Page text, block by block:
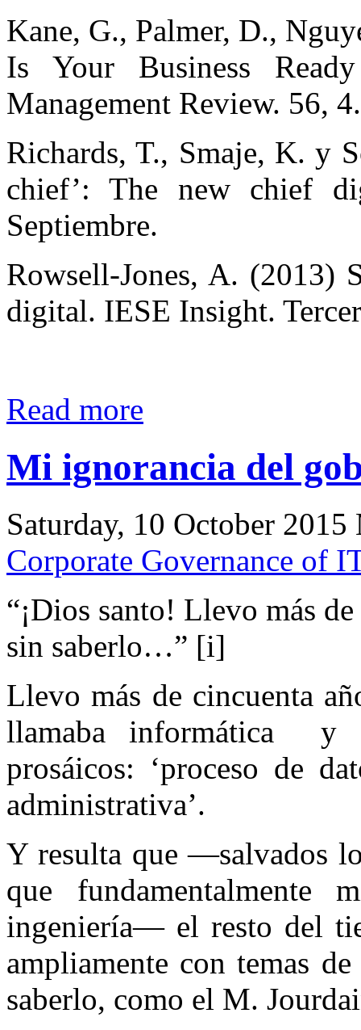
Kane, G., Palmer, D.,
Is Your Business
Management Review. 56,
Richards, T., Smaje, K. y
chief’: The new chief
Septiembre.
Rowsell-Jones, A. (2013)
digital. IESE Insight.
Read more
Mi ignorancia del
Saturday, 10 October
Corporate Governance of
“¡Dios santo! Llevo más
sin saberlo…” [i]
Llevo más de cincuenta
llamaba informática y
prosáicos: ‘proceso de
administrativa’.
Y resulta que —salvados
que
ingeniería— el resto del
ampliamente con temas
saberlo, como el M.